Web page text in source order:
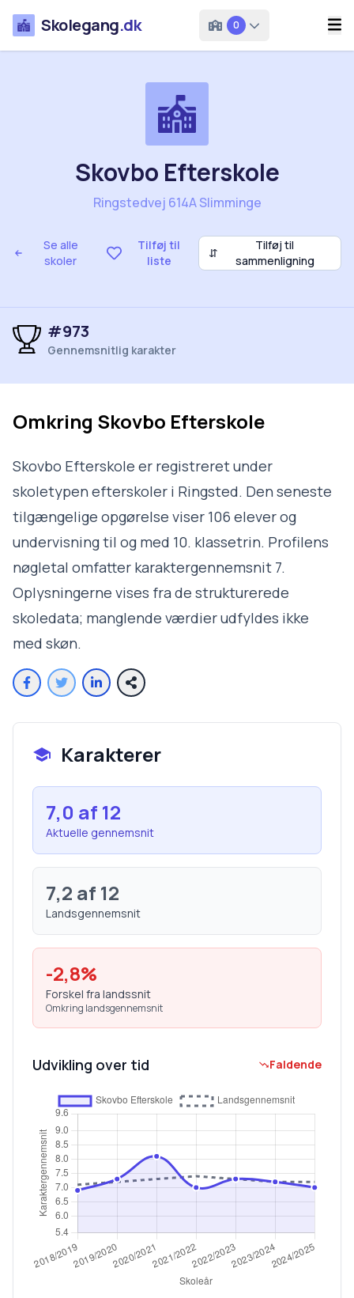
Skolegang.dk 0
Se alle
skoler
Tilføj til
liste
⇵
Tilføj til
sammenligning
Skovbo Efterskole
Ringstedvej 614A Slimminge
#973
Gennemsnitlig karakter
Omkring Skovbo Efterskole
Skovbo Efterskole er registreret under
skoletypen efterskoler i Ringsted. Den seneste
tilgængelige opgørelse viser 106 elever og
undervisning til og med 10. klassetrin. Profilens
nøgletal omfatter karaktergennemsnit 7.
Oplysningerne vises fra de strukturerede
skoledata; manglende værdier udfyldes ikke
med skøn.
Karakterer
7,0 af 12
Aktuelle gennemsnit
7,2 af 12
Landsgennemsnit
-2,8%
Forskel fra landssnit
Omkring landsgennemsnit
Udvikling over tid Faldende